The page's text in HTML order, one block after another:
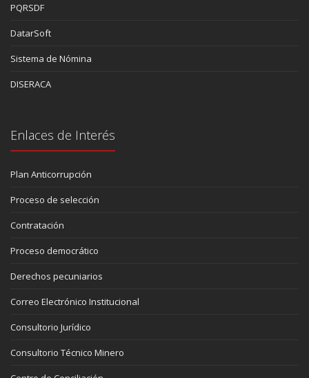
PQRSDF
DatarSoft
Sistema de Nómina
DISERACA
Enlaces de Interés
Plan Anticorrupción
Proceso de selección
Contratación
Proceso democrático
Derechos pecuniarios
Correo Electrónico Institucional
Consultorio Jurídico
Consultorio Técnico Minero